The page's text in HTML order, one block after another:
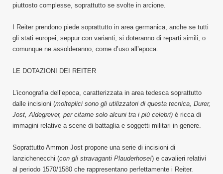
piuttosto complesse, soprattutto se svolte in arcione.
I Reiter prendono piede soprattutto in area germanica, anche se tutti
gli stati europei, seppur con varianti, si doteranno di reparti simili, o
comunque ne assolderanno, come d’uso all’epoca.
LE DOTAZIONI DEI REITER
L’iconografia dell’epoca, caratterizzata in area tedesca soprattutto
dalle incisioni (molteplici sono gli utilizzatori di questa tecnica, Durer,
Jost, Aldegrever, per citarne solo alcuni tra i più celebri) è ricca di
immagini relative a scene di battaglia e soggetti militari in genere.
Soprattutto Ammon Jost propone una serie di incisioni di
lanzichenecchi (con gli stravaganti Plauderhose!) e cavalieri relativi
al periodo 1570/1580 che rappresentano perfettamente i Reiter.